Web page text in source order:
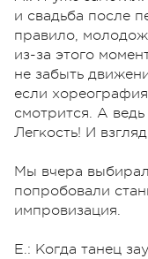
и свадьба после
правило,
из-за этого
не забыть
если
смотрится. А
Легкость! И
Мы вчера
попробовали
импровизация.
Е.: Когда танец